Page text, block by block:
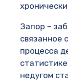
Запор –
связанное
процесса
недугом